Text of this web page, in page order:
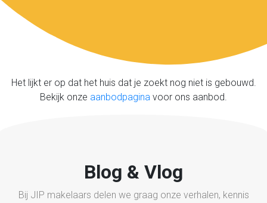
Het lijkt er op dat het huis dat je zoekt nog niet is gebouwd.
Bekijk onze aanbodpagina voor ons aanbod.
Blog & Vlog
Bij JIP makelaars delen we graag onze verhalen, kennis